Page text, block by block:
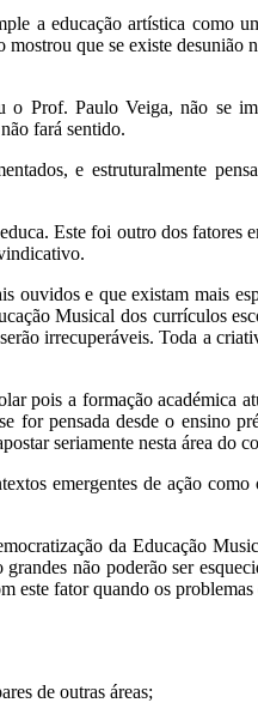
a educação artística como
que se existe desunião
o Prof. Paulo Veiga, não se
fará sentido.
e estruturalmente
Este foi outro dos fatores
ouvidos e que existam mais
Musical dos currículos
irrecuperáveis. Toda a
pois a formação académica
for pensada desde o ensino
seriamente nesta área do
emergentes de ação como
da Educação
não poderão ser
este fator quando os
de outras áreas;